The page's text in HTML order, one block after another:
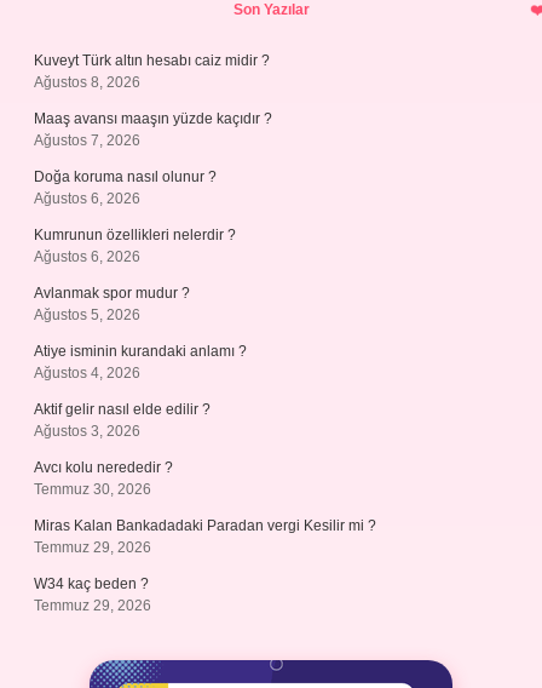
Son Yazılar
Kuveyt Türk altın hesabı caiz midir ?
Ağustos 8, 2026
Maaş avansı maaşın yüzde kaçıdır ?
Ağustos 7, 2026
Doğa koruma nasıl olunur ?
Ağustos 6, 2026
Kumrunun özellikleri nelerdir ?
Ağustos 6, 2026
Avlanmak spor mudur ?
Ağustos 5, 2026
Atiye isminin kurandaki anlamı ?
Ağustos 4, 2026
Aktif gelir nasıl elde edilir ?
Ağustos 3, 2026
Avcı kolu nerededir ?
Temmuz 30, 2026
Miras Kalan Bankadadaki Paradan vergi Kesilir mi ?
Temmuz 29, 2026
W34 kaç beden ?
Temmuz 29, 2026